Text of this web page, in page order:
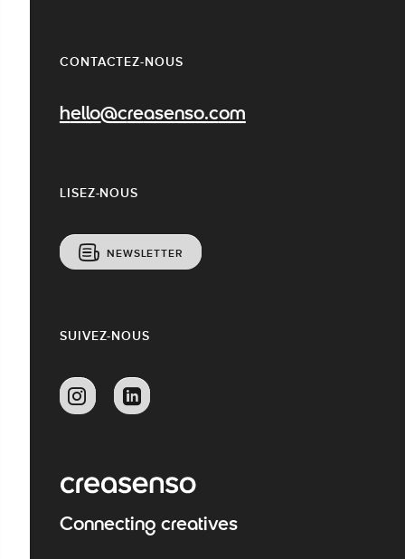
CONTACTEZ-NOUS
hello@creasenso.com
LISEZ-NOUS
NEWSLETTER
SUIVEZ-NOUS
Connecting creatives